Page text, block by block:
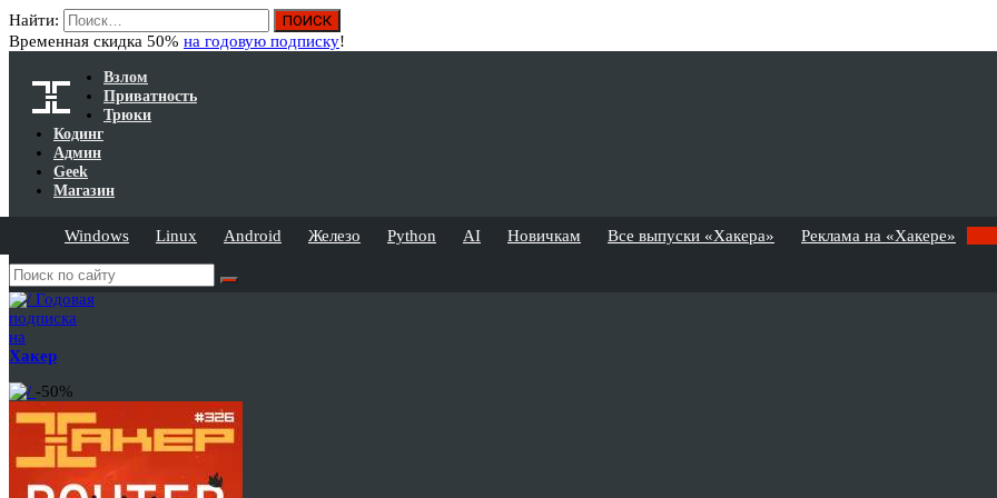
Найти:
Временная скидка 50% на годовую подписку!
Взлом
Приватность
Трюки
Кодинг
Админ
Geek
Магазин
Windows Linux Android Железо Python AI Новичкам Все выпуски «Хакера» Реклама на «Хакере»
Годовая
подписка
на
Хакер
-50%